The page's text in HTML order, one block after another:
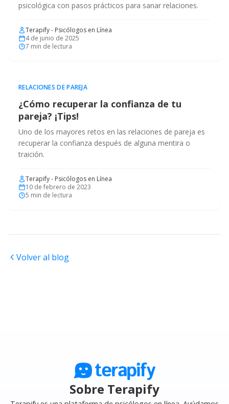
psicológica con pasos prácticos para sanar relaciones.
Terapify - Psicólogos en Línea
4 de junio de 2025
7 min de lectura
RELACIONES DE PAREJA
¿Cómo recuperar la confianza de tu
pareja? ¡Tips!
Uno de los mayores retos en las relaciones de pareja es
recuperar la confianza después de alguna mentira o
traición.
Terapify - Psicólogos en Línea
10 de febrero de 2023
5 min de lectura
Volver al blog
Sobre Terapify